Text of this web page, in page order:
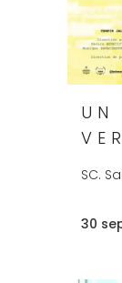
UN
SC.
30